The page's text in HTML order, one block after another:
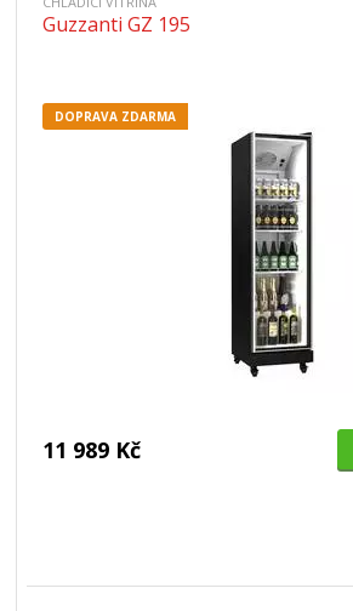
Guzzanti GZ 195
DOPRAVA ZDARMA
11 989 Kč